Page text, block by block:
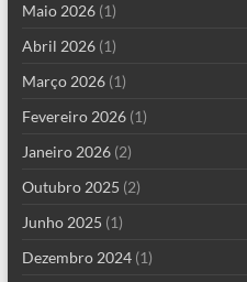
Maio 2026(1)
Abril 2026(1)
Março 2026(1)
Fevereiro 2026(1)
Janeiro 2026(2)
Outubro 2025 (2)
Junho 2025 (1)
Dezembro 2024(1)